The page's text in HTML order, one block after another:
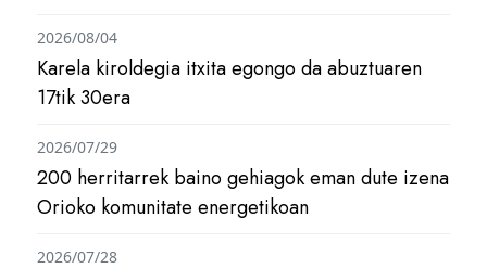
Karela kiroldegia itxita egongo da abuztuaren
17tik 30era
2026/08/04
200 herritarrek baino gehiagok eman dute izena
Orioko komunitate energetikoan
2026/07/29
2026/07/28